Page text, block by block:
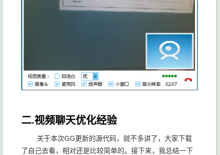
二.视频聊天优化经验
关于本次GG更新的源代码，就不多讲了，大家下载
了自己去看，相对还是比较简单的。接下来，我总结一下